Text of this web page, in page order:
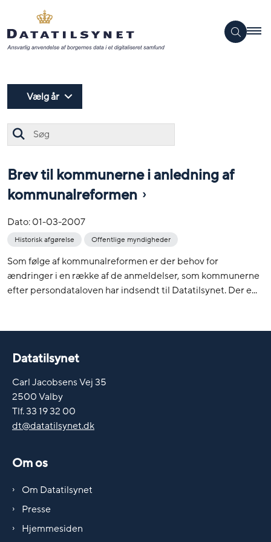
Vælg år
Brev til kommunerne i anledning af
kommunalreformen
Dato:01-03-2007
Historisk afgørelse Offentlige myndigheder
Som følge af kommunalreformen er der behov for
ændringer i en række af de anmeldelser, som kommunerne
efter persondataloven har indsendt til Datatilsynet. Der e...
Datatilsynet
Carl Jacobsens Vej 35
2500 Valby
Tlf. 33 19 32 00
dt@datatilsynet.dk
Om os
Om Datatilsynet
Presse
Hjemmesiden